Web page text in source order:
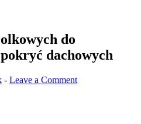
do
dachowych
- Leave a Comment